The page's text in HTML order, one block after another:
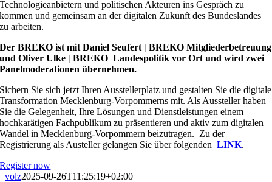
Technologieanbietern und politischen Akteuren ins Gespräch zu
kommen und gemeinsam an der digitalen Zukunft des Bundeslandes
zu arbeiten.
Der BREKO ist mit Daniel Seufert | BREKO Mitgliederbetreuung
und Oliver Ulke | BREKO Landespolitik vor Ort und wird zwei
Panelmoderationen übernehmen.
Sichern Sie sich jetzt Ihren Ausstellerplatz und gestalten Sie die digitale
Transformation Mecklenburg-Vorpommerns mit. Als Aussteller haben
Sie die Gelegenheit, Ihre Lösungen und Dienstleistungen einem
hochkarätigen Fachpublikum zu präsentieren und aktiv zum digitalen
Wandel in Mecklenburg-Vorpommern beizutragen. Zu der
Registrierung als Austeller gelangen Sie über folgendenLINK.
Register now
volz2025-09-26T11:25:19+02:00